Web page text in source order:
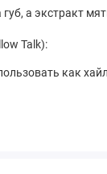
а экстракт
Talk):
как